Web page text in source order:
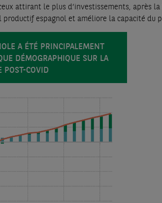
attirant le plus d’investissements, après la
espagnol et améliore la capacité du
A ÉTÉ PRINCIPALEMENT
DÉMOGRAPHIQUE SUR LA
POST-COVID